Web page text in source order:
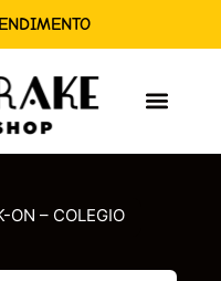
ON – COLEGIO